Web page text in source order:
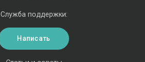
Служба поддержки:
Написать